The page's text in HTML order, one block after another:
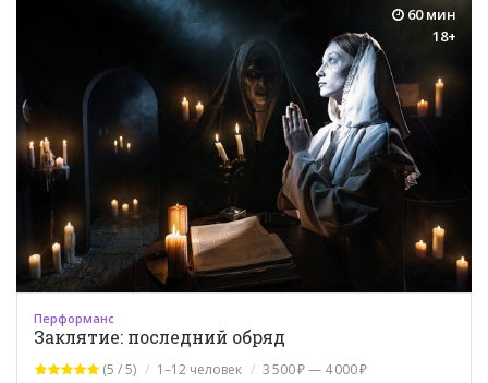
60 мин
18+
Перформанс
Заклятие: последний обряд
(5 / 5) 1–12 человек 3 500 ₽ — 4 000 ₽